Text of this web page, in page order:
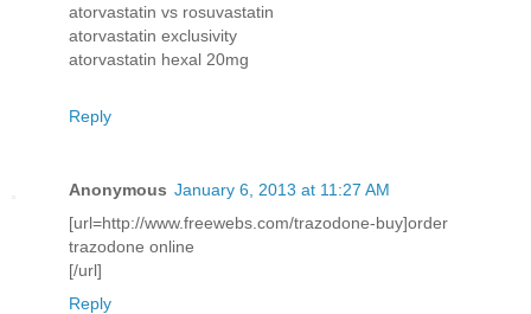
atorvastatin vs rosuvastatin
atorvastatin exclusivity
atorvastatin hexal 20mg
Reply
Anonymous January 6, 2013 at 11:27 AM
[url=http://www.freewebs.com/trazodone-buy]order
trazodone online
[/url]
Reply